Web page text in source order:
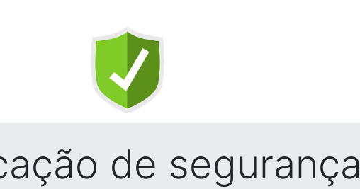
de segurança